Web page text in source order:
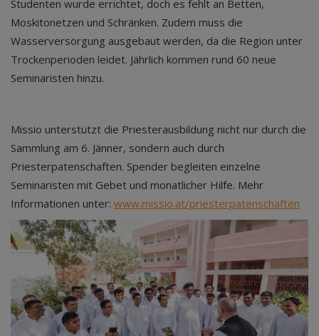
Studenten wurde errichtet, doch es fehlt an Betten,
Moskitonetzen und Schränken. Zudem muss die
Wasserversorgung ausgebaut werden, da die Region unter
Trockenperioden leidet. Jährlich kommen rund 60 neue
Seminaristen hinzu.
Missio unterstützt die Priesterausbildung nicht nur durch die
Sammlung am 6. Jänner, sondern auch durch
Priesterpatenschaften. Spender begleiten einzelne
Seminaristen mit Gebet und monatlicher Hilfe. Mehr
Informationen unter: www.missio.at/priesterpatenschaften